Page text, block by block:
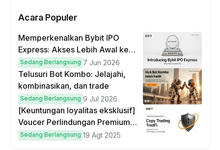
Acara Populer
Memperkenalkan Bybit IPO
Express: Akses Lebih Awal ke
IPO Global!
Sedang Berlangsung 7 Jun 2026
Telusuri Bot Kombo: Jelajahi,
kombinasikan, dan trade
Sedang Berlangsung 9 Jul 2026
[Keuntungan loyalitas eksklusif]
Voucer Perlindungan Premium
hingga $50
Sedang Berlangsung 19 Agt 2025